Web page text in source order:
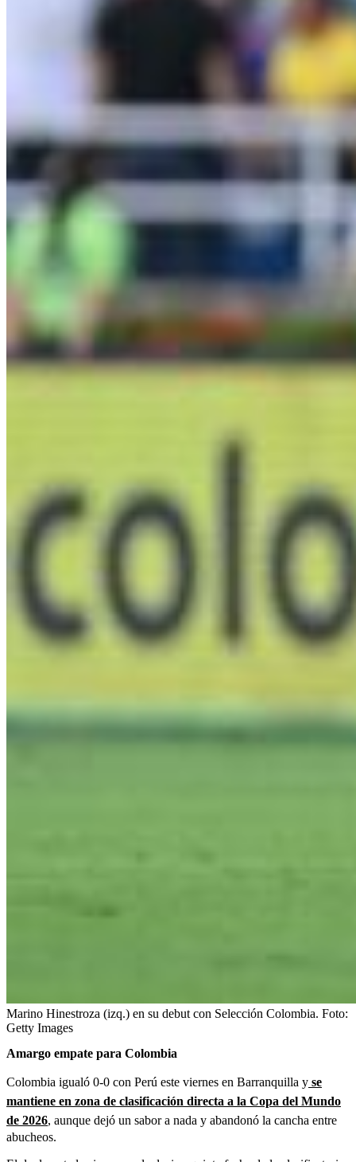
Marino Hinestroza (izq.) en su debut con Selección Colombia. Foto:
Getty Images
Amargo empate para Colombia
Colombia igualó 0-0 con Perú este viernes en Barranquilla y se
mantiene en zona de clasificación directa a la Copa del Mundo
de 2026, aunque dejó un sabor a nada y abandonó la cancha entre
abucheos.